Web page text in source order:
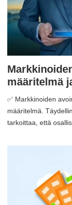
määritelmä
✅ Markkinoiden
määritelmä.
tarkoittaa, että